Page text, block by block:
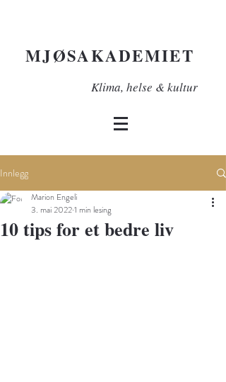
MJØSAKADEMIET
Klima, helse & kultur
Innlegg
10 tips for et bedre liv
Marion Engeli
3. mai 20221 min lesing